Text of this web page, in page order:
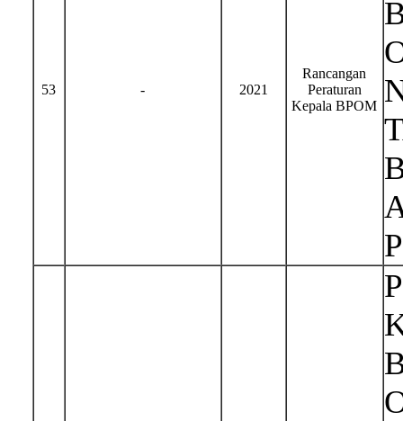
53 - 2021
Rancangan
Peraturan
Kepala BPOM